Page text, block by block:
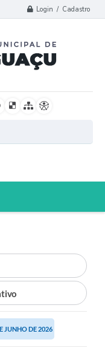
Login / Cadastro
JUNHO DE 2026